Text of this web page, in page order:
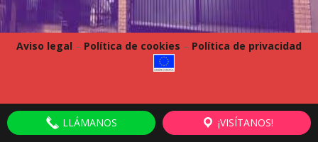
Aviso legal – Política de cookies – Política de privacidad
LLÁMANOS ¡VISÍTANOS!